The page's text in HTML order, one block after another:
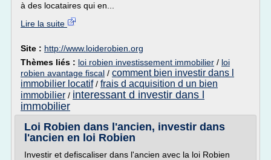
à des locataires qui en...
Lire la suite
Site : http://www.loiderobien.org
Thèmes liés : loi robien investissement immobilier / loi
robien avantage fiscal / comment bien investir dans l
immobilier locatif/ frais d acquisition d un bien
immobilier / interessant d investir dans l
immobilier
Loi Robien dans l'ancien, investir dans
l'ancien en loi Robien
Investir et defiscaliser dans l'ancien avec la loi Robien